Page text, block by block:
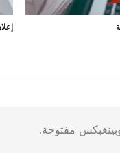
مفتوحة.